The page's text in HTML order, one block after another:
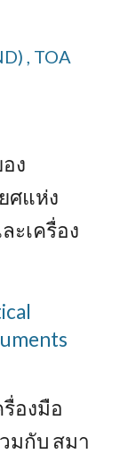
, TOA
ง
ศแห่ง
ะเครื่อง
องมือ
มกับ สมา